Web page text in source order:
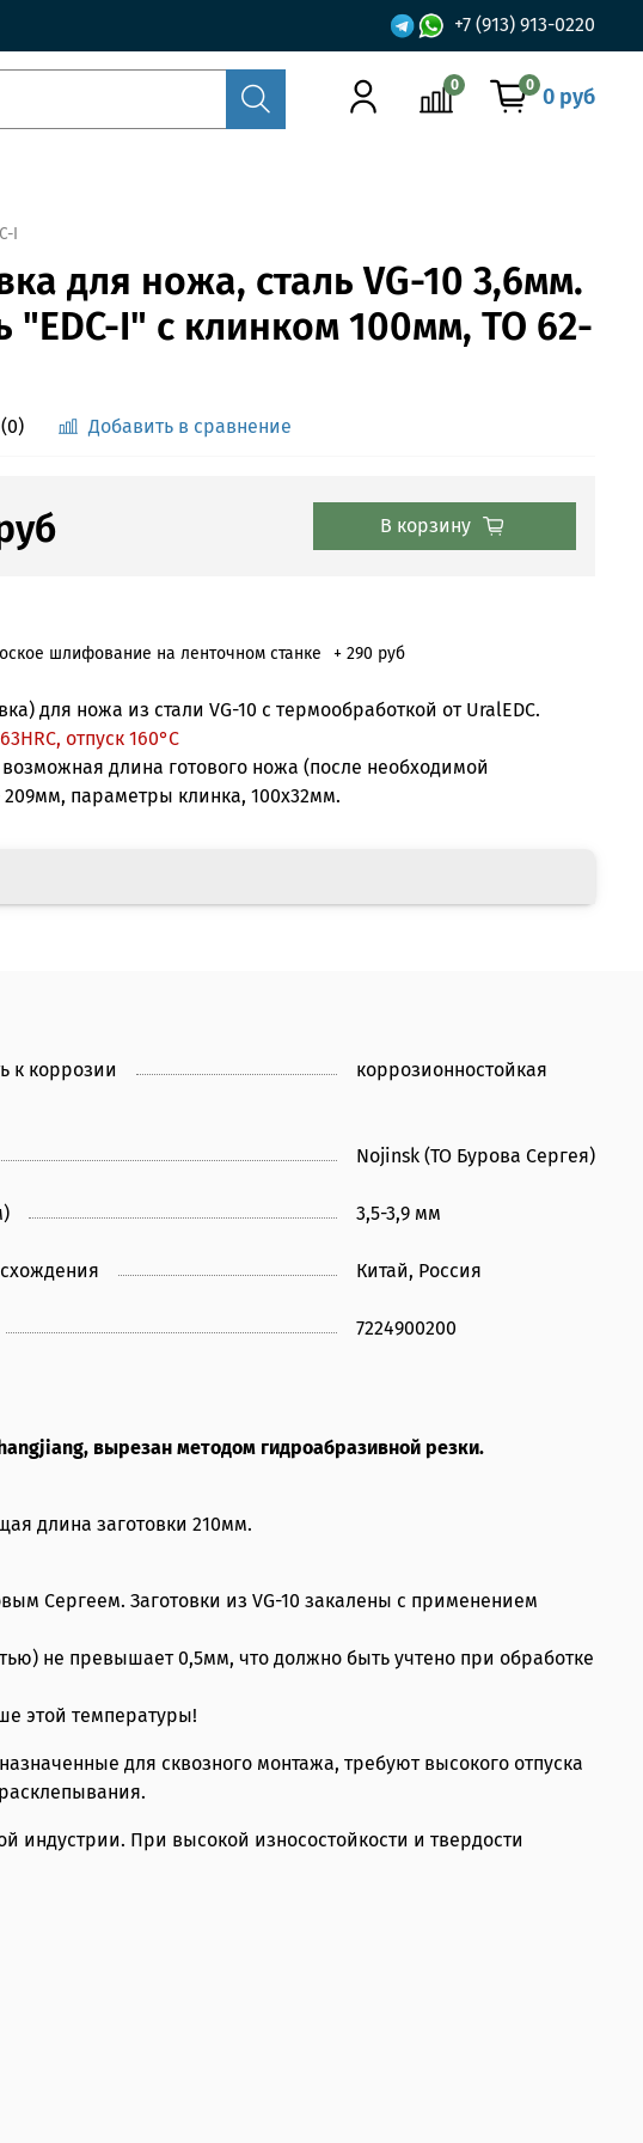
+7 (913) 913-0220
0 0 0 руб
I
для ножа, сталь VG-10 3,6мм.
"EDC-I" с клинком 100мм, ТО 62-
(0) Добавить в сравнение
В корзину
шлифование на ленточном станке + 290 руб
для ножа из стали VG-10 с термообработкой от UralEDC.
отпуск 160°С
длина готового ножа (после необходимой
209мм, параметры клинка, 100х32мм.
к коррозии коррозионностойкая
Nojinsk (ТО Бурова Сергея)
3,5-3,9 мм
Китай, Россия
7224900200
вырезан методом гидроабразивной резки.
длина заготовки 210мм.
Сергеем. Заготовки из VG-10 закалены с применением
не превышает 0,5мм, что должно быть учтено при обработке
этой температуры!
для сквозного монтажа, требуют высокого отпуска
индустрии. При высокой износостойкости и твердости